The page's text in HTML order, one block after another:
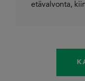
etävalvonta,